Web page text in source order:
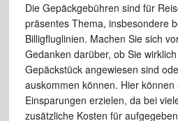
Die Gepäckgebühren sind für
präsentes Thema, insbesondere
Billigfluglinien. Machen Sie sich
Gedanken darüber, ob Sie
Gepäckstück angewiesen sind
auskommen können. Hier
Einsparungen erzielen, da bei
zusätzliche Kosten für